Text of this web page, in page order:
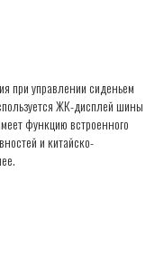
при управлении сиденьем
ЖК-дисплей шины
функцию встроенного
и китайско-